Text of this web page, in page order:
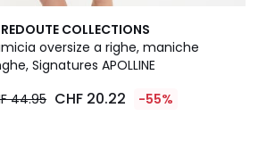
COLLECTIONS
oversize a righe, maniche
Signatures APOLLINE
44.95 CHF 20.22 -55%